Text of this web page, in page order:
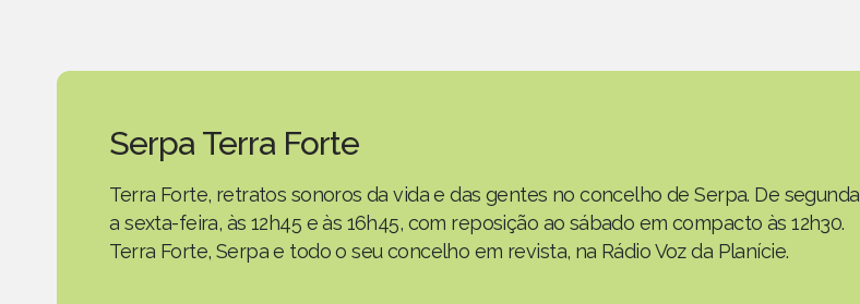
Serpa Terra Forte
Terra Forte, retratos sonoros da vida e das gentes no concelho de Serpa. De segunda
a sexta-feira, às 12h45 e às 16h45, com reposição ao sábado em compacto às 12h30.
Terra Forte, Serpa e todo o seu concelho em revista, na Rádio Voz da Planície.